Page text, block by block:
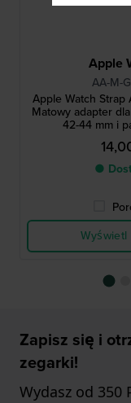
Apple
AA-M-
Apple Watch
Matowy adapter
42-44 mm i
●
Zapisz się i
zegarki!
Wydasz od 350